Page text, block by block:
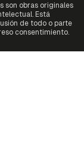
son obras originales
Está
de todo o parte
consentimiento.